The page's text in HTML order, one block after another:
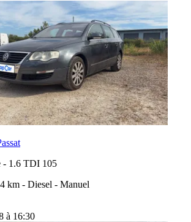
- 1.6 TDI 105
km - Diesel - Manuel
à 16:30